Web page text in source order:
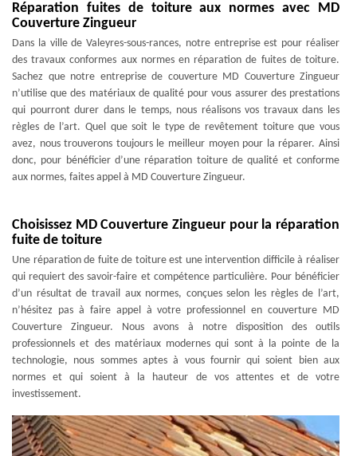
Réparation fuites de toiture aux normes avec MD
Couverture Zingueur
Dans la ville de Valeyres-sous-rances, notre entreprise est pour réaliser
des travaux conformes aux normes en réparation de fuites de toiture.
Sachez que notre entreprise de couverture MD Couverture Zingueur
n’utilise que des matériaux de qualité pour vous assurer des prestations
qui pourront durer dans le temps, nous réalisons vos travaux dans les
règles de l’art. Quel que soit le type de revêtement toiture que vous
avez, nous trouverons toujours le meilleur moyen pour la réparer. Ainsi
donc, pour bénéficier d’une réparation toiture de qualité et conforme
aux normes, faites appel à MD Couverture Zingueur.
Choisissez MD Couverture Zingueur pour la réparation
fuite de toiture
Une réparation de fuite de toiture est une intervention difficile à réaliser
qui requiert des savoir-faire et compétence particulière. Pour bénéficier
d’un résultat de travail aux normes, conçues selon les règles de l’art,
n’hésitez pas à faire appel à votre professionnel en couverture MD
Couverture Zingueur. Nous avons à notre disposition des outils
professionnels et des matériaux modernes qui sont à la pointe de la
technologie, nous sommes aptes à vous fournir qui soient bien aux
normes et qui soient à la hauteur de vos attentes et de votre
investissement.